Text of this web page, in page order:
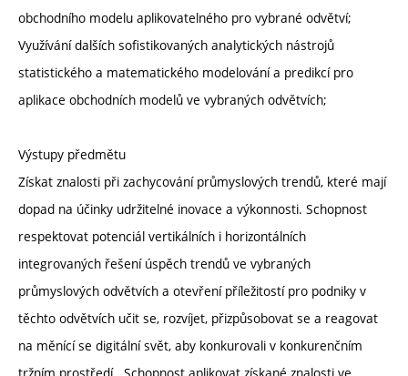
obchodního modelu aplikovatelného pro vybrané odvětví;
Využívání dalších sofistikovaných analytických nástrojů
statistického a matematického modelování a predikcí pro
aplikace obchodních modelů ve vybraných odvětvích;
Výstupy předmětu
Získat znalosti při zachycování průmyslových trendů, které mají
dopad na účinky udržitelné inovace a výkonnosti. Schopnost
respektovat potenciál vertikálních i horizontálních
integrovaných řešení úspěch trendů ve vybraných
průmyslových odvětvích a otevření příležitostí pro podniky v
těchto odvětvích učit se, rozvíjet, přizpůsobovat se a reagovat
na měnící se digitální svět, aby konkurovali v konkurenčním